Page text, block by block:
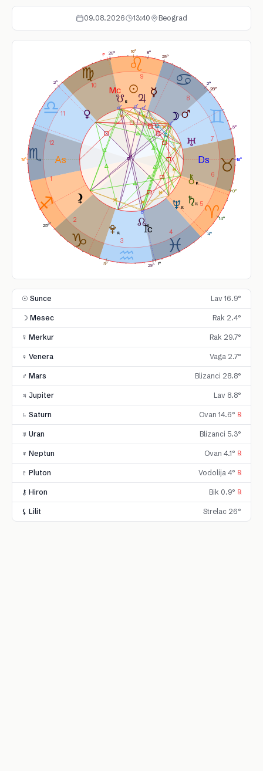
09.08.2026 13:40 Beograd
1
2
3
4
5
6
7
8
9
10
11
12
16°
2°
29°
2°
28°
8°
14°
5°
4°
3° 29°
0°
18°
1°
18°
1°
25°
29°
☉ Sunce Lav 16.9°
☽ Mesec Rak 2.4°
☿ Merkur Rak 29.7°
♀ Venera Vaga 2.7°
♂ Mars Blizanci 28.8°
♃ Jupiter Lav 8.8°
♄ Saturn Ovan 14.6° ℞
♅ Uran Blizanci 5.3°
♆ Neptun Ovan 4.1° ℞
♇ Pluton Vodolija 4° ℞
⚷ Hiron Bik 0.9° ℞
⚸ Lilit Strelac 26°